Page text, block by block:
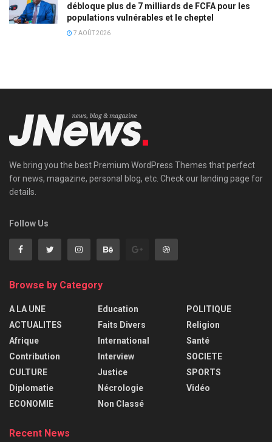
débloque plus de 7 milliards de FCFA pour les
populations vulnérables et le cheptel
7 AOÛT 2026
We bring you the best Premium WordPress Themes that perfect
for news, magazine, personal blog, etc. Check our landing page for
details.
Follow Us
Browse by Category
A LA UNE
ACTUALITES
Afrique
Contribution
CULTURE
Diplomatie
ECONOMIE
Education
Faits Divers
International
Interview
Justice
Nécrologie
Non Classé
POLITIQUE
Religion
Santé
SOCIETE
SPORTS
Vidéo
Recent News